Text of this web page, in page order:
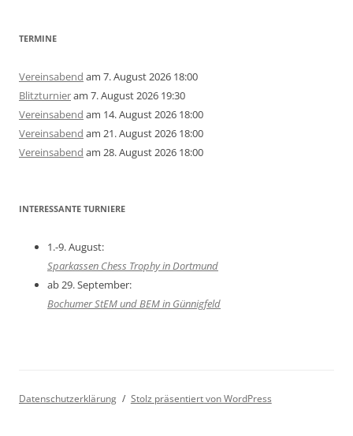
TERMINE
Vereinsabend am 7. August 2026 18:00
Blitzturnieram 7. August 2026 19:30
Vereinsabend am 14. August 2026 18:00
Vereinsabend am 21. August 2026 18:00
Vereinsabend am 28. August 2026 18:00
INTERESSANTE TURNIERE
1.-9. August:
Sparkassen Chess Trophy in Dortmund
ab 29. September:
Bochumer StEM und BEM in Günnigfeld
Datenschutzerklärung Stolz präsentiert von WordPress